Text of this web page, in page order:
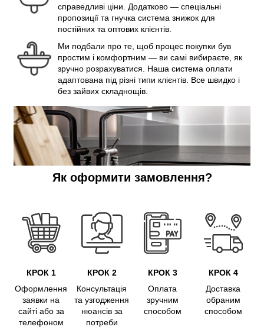
справедливі ціни. Додатково — спеціальні
пропозиції та гнучка система знижок для
постійних та оптових клієнтів.
Ми подбали про те, щоб процес покупки був
простим і комфортним — ви самі вибираєте, як
зручно розрахуватися. Наша система оплати
адаптована під різні типи клієнтів. Все швидко і
без зайвих складнощів.
Як оформити замовлення?
КРОК 1
Оформлення
заявки на
сайті або за
телефоном
КРОК 2
Консультація
та узгодження
нюансів за
потреби
КРОК 3
Оплата
зручним
способом
КРОК 4
Доставка
обраним
способом